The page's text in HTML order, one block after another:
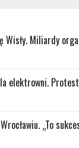
Wisły. Miliardy
elektrowni.
„To